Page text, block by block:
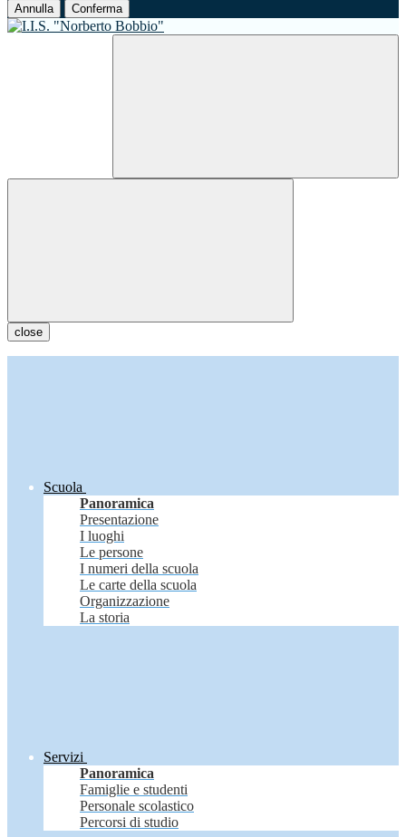
Annulla Conferma
close
Scuola
Panoramica
Presentazione
I luoghi
Le persone
I numeri della scuola
Le carte della scuola
Organizzazione
La storia
Servizi
Panoramica
Famiglie e studenti
Personale scolastico
Percorsi di studio